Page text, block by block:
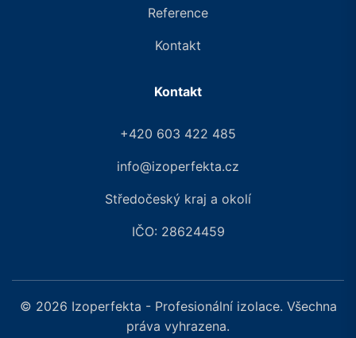
Reference
Kontakt
Kontakt
+420 603 422 485
info@izoperfekta.cz
Středočeský kraj a okolí
IČO: 28624459
© 2026 Izoperfekta - Profesionální izolace. Všechna
práva vyhrazena.